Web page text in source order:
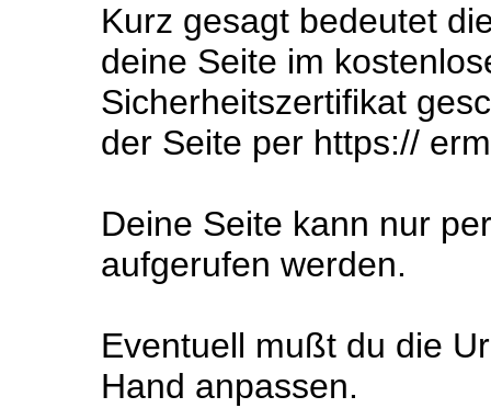
Kurz gesagt bedeutet
deine Seite im
Sicherheitszertifikat
der Seite per https://
Deine Seite kann nur
aufgerufen werden.
Eventuell mußt du die
Hand anpassen.